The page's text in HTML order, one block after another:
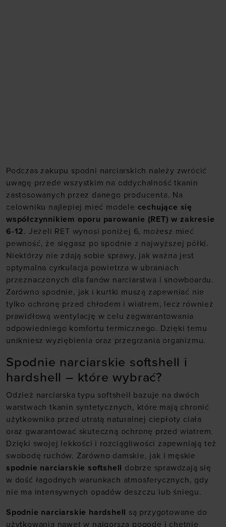
Podczas zakupu spodni narciarskich należy zwrócić
uwagę przede wszystkim na oddychalność tkanin
zastosowanych przez danego producenta. Na
celowniku najlepiej mieć modele cechujące się
współczynnikiem oporu parowanie (RET) w zakresie
6-12. Jeżeli RET wynosi poniżej 6, możesz mieć
pewność, że sięgasz po spodnie z najwyższej półki.
Niektórzy nie zdają sobie sprawy, jak ważna jest
optymalna cyrkulacja powietrza w ubraniach
przeznaczonych dla fanów narciarstwa i snowboardu.
Zarówno spodnie, jak i kurtki muszą zapewniać nie
tylko ochronę przed chłodem i wiatrem, lecz również
prawidłową wentylację w celu zagwarantowania
odpowiedniego komfortu termicznego. Dzięki temu
unikniesz wyziębienia oraz przegrzania organizmu.
Spodnie narciarskie softshell i
hardshell – które wybrać?
Odzież narciarska typu softshell bazuje na dwóch
warstwach tkanin syntetycznych, które mają chronić
użytkownika przed utratą naturalnej ciepłoty ciała
oraz gwarantować skuteczną ochronę przed wiatrem.
Dzięki swojej lekkości i rozciągliwości zapewniają też
swobodę ruchów. Zarówno damskie, jak i męskie
spodnie narciarskie softshell dobrze sprawdzają się
w dość łagodnych warunkach atmosferycznych, gdy
nie ma intensywnych opadów deszczu lub śniegu.
Spodnie narciarskie hardshell są przygotowane do
użytkowania nawet w najgorszą pogodę i chętnie